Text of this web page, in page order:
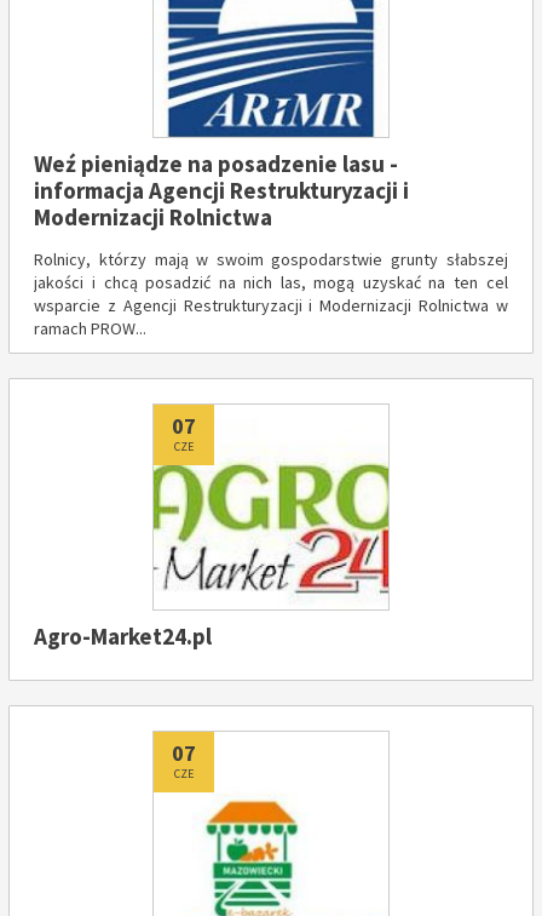
Weź pieniądze na posadzenie lasu -
informacja Agencji Restrukturyzacji i
Modernizacji Rolnictwa
Rolnicy, którzy mają w swoim gospodarstwie grunty słabszej
jakości i chcą posadzić na nich las, mogą uzyskać na ten cel
wsparcie z Agencji Restrukturyzacji i Modernizacji Rolnictwa w
ramach PROW...
Dodano
07
CZE
Agro-Market24.pl
Dodano
07
CZE